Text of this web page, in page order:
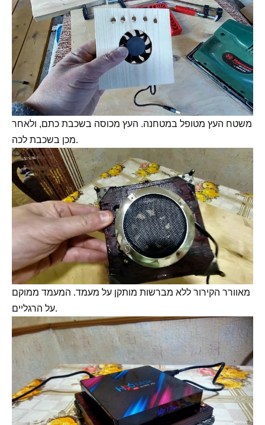
משטח העץ מטופל במטחנה. העץ מכוסה בשכבת כתם, ולאחר
מכן בשכבת לכה.
מאוורר הקירור ללא מברשות מותקן על מעמד. המעמד ממוקם
על הרגליים.